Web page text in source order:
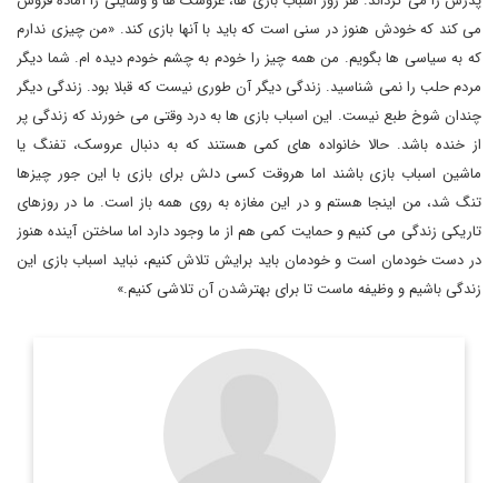
می کند که خودش هنوز در سنی است که باید با آنها بازی کند. «من چیزی ندارم
که به سیاسی ها بگویم. من همه چیز را خودم به چشم خودم دیده ام. شما دیگر
مردم حلب را نمی شناسید. زندگی دیگر آن طوری نیست که قبلا بود. زندگی دیگر
چندان شوخ طبع نیست. این اسباب بازی ها به درد وقتی می خورند که زندگی پر
از خنده باشد. حالا خانواده های کمی هستند که به دنبال عروسک، تفنگ یا
ماشین اسباب بازی باشند اما هروقت کسی دلش برای بازی با این جور چیزها
تنگ شد، من اینجا هستم و در این مغازه به روی همه باز است. ما در روزهای
تاریکی زندگی می کنیم و حمایت کمی هم از ما وجود دارد اما ساختن آینده هنوز
در دست خودمان است و خودمان باید برایش تلاش کنیم، نباید اسباب بازی این
زندگی باشیم و وظیفه ماست تا برای بهترشدن آن تلاشی کنیم.»